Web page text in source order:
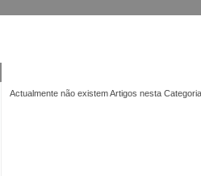
Actualmente não existem Artigos nesta Categoria.